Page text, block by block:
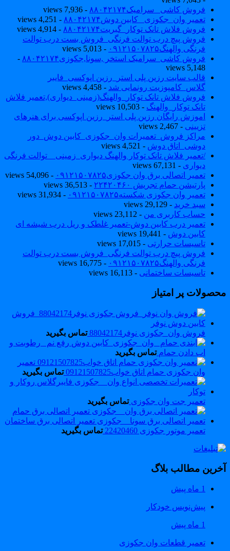
فروش کاشی _سرامیک۸۸۰۴۲۱۷۴
- 7,936 views
تعمیر وان_جکوزی_ کابین دوش۸۸۰۴۲۱۷۴
- 4,251 views
فروش فلاش تانک توکار_گبریت۸۸۰۴۲۱۷۴
- 4,914 views
فروش پیچ درب توالت فرنگی_فروش بست درب توالت
فرنگی والهنگ۰۹۱۲۱۵۰۷۸۲۵
- 5,013 views
فروش کاشی_سرامیک استخر ,سونا,جکوزی۸۸۰۴۲۱۷۴
-
5,148 views
قالب سایت رزین پلی استر_رزین اپوکسی_فایبر
گلاس_کامپوزیت رونمایی شد- 4,458 views
فروش فلاش تانک توکار_والهنگ(زمینی_دیواری),تعمیر فلاش
تانک توکار_والهنگ- 10,503 views
اموزش رایگان رزین پلی استر_رزین اپوکسی برای هنرهای
تزیینی- 2,467 views
مراکز فروش_تعمیرات وان_جکوزی_کابین دوش_دور
دوشی_اتاق دوش- 4,521 views
/تعمیر فلاش تانک توکار والهنگ دیواری_زمینی _ توالت فرنگی
دیواری - 67,131 views
تعمیر اتصالی برق وان جکوزی۰۹۱۲۱۵۰۷۸۲۵
- 54,096 views
پارتیشن حمام تجریش ۲۲۴۲۰۴۶۰
- 36,513 views
تعمیر وان جکوزی شکسته۰۹۱۲۱۵۰۷۸۲۵
- 31,934 views
سبد خرید - 29,129 views
حساب کاربری من- 23,112 views
تعمیر درب کابین دوش-تعمیر غلطک و ریل درب شیشه ای
کابین دوش- 19,441 views
تاسیسات حرارتی- 17,015 views
فروش پیچ درب توالت فرنگی_فروش بست درب توالت
فرنگی والهنگ۰۹۱۲۱۵۰۷۸۲۵
- 16,775 views
تاسیسات ساختمانی- 16,113 views
پر امتیاز
فروش وان_جکوزی نوفر88042174
تماس بگیرید
رفع نم _رطوبت و
اب دادن حمام تماس بگیرید
تعمیر
وان جکوزی حمام اتاق خواب09121507825
تماس بگیرید
تعمیر جت وان جکوزی تماس بگیرید
تعمیر موتور جکوزی 22420460 تماس بگیرید
مطالب بلاگ
1 ماه پیش
پیش‌نویس خودکار
تعمیر قطعات وان جکوزی